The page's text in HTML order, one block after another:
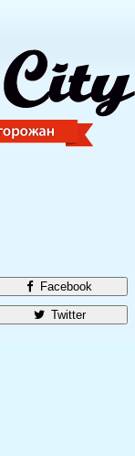
Facebook
Twitter